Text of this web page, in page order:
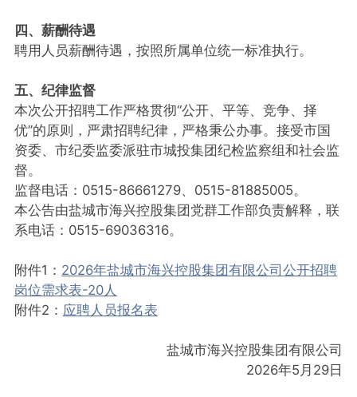
四、薪酬待遇
聘用人员薪酬待遇，按照所属单位统一标准执行。
五、纪律监督
本次公开招聘工作严格贯彻“公开、平等、竞争、择
优”的原则，严肃招聘纪律，严格秉公办事。接受市国
资委、市纪委监委派驻市城投集团纪检监察组和社会监
督。
监督电话：0515-86661279、0515-81885005。
本公告由盐城市海兴控股集团党群工作部负责解释，联
系电话：0515-69036316。
附件1： 2026年盐城市海兴控股集团有限公司公开招聘
岗位需求表-20人
附件2： 应聘人员报名表
盐城市海兴控股集团有限公司
2026年5月29日